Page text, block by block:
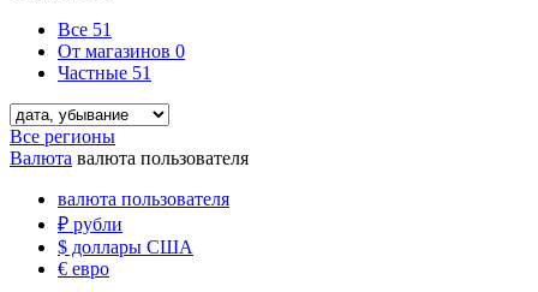
Все 51
От магазинов 0
Частные 51
Все регионы
Валюта валюта пользователя
валюта пользователя
₽ рубли
$ доллары США
€ евро